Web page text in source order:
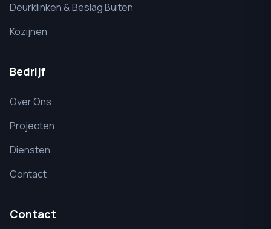
Deurklinken & Beslag Buiten
Kozijnen
Bedrijf
Over Ons
Projecten
Diensten
Contact
Contact